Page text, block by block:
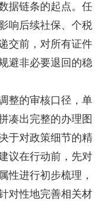
据链条的起点。任
响后续社保、个税
交前，对所有证件
避非必要退回的稳
的审核口径，单
凑出完整的办理图
于对政策细节的精
议在行动前，先对
性进行初步梳理，
对性地完善相关材